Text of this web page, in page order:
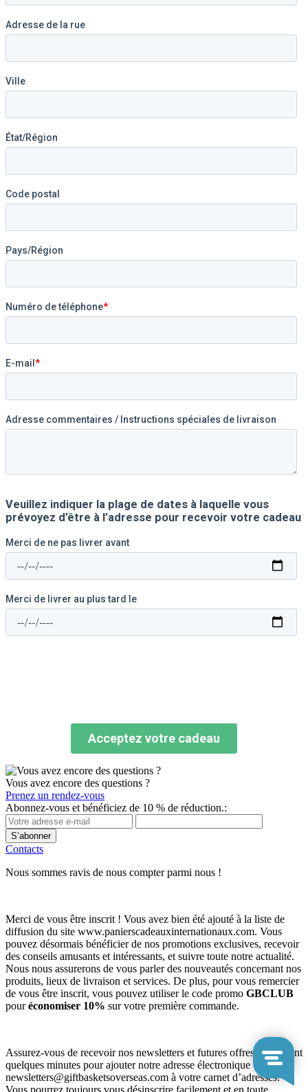
Vous avez encore des questions ?
Prenez un rendez-vous
Abonnez-vous et bénéficiez de 10 % de réduction.:
S’abonner
Contacts
Nous sommes ravis de nous compter parmi nous !
Merci de vous être inscrit ! Vous avez bien été ajouté à la liste de
diffusion du site www.panierscadeauxinternationaux.com. Vous
pouvez désormais bénéficier de nos promotions exclusives, recevoir
des conseils amusants et intéressants, et suivre toute notre actualité.
Nous nous assurerons de vous parler des nouveautés concernant nos
produits, lieux de livraison et services. De plus, pour vous remercier
de vous être inscrit, vous pouvez utiliser le code promo GBCLUB
pouréconomiser 10% sur votre première commande.
Assurez-vous de recevoir nos newsletters et futures offres en prenant
quelques minutes pour ajouter notre adresse électronique
newsletters@giftbasketsoverseas.com à votre carnet d’adresses.
Vous pourrez toujours vous désinscrire facilement et en toute